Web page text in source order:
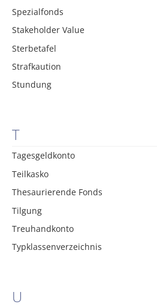
Spezialfonds
Stakeholder Value
Sterbetafel
Strafkaution
Stundung
T
Tagesgeldkonto
Teilkasko
Thesaurierende Fonds
Tilgung
Treuhandkonto
Typklassenverzeichnis
U